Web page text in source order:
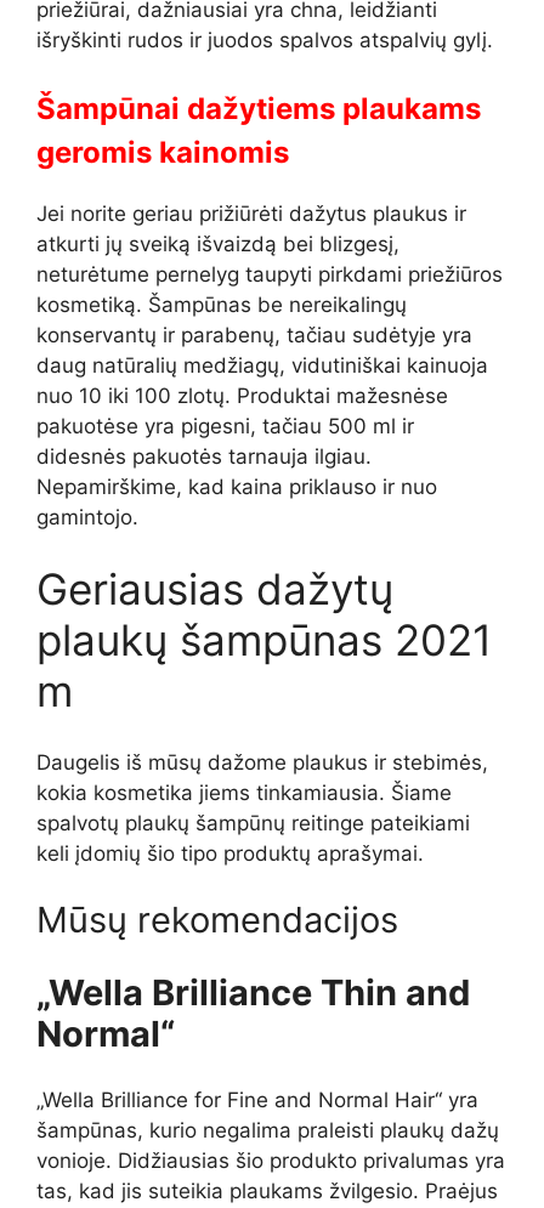
priežiūrai, dažniausiai yra chna, leidžianti
išryškinti rudos ir juodos spalvos atspalvių gylį.
Šampūnai dažytiems plaukams
geromis kainomis
Jei norite geriau prižiūrėti dažytus plaukus ir
atkurti jų sveiką išvaizdą bei blizgesį,
neturėtume pernelyg taupyti pirkdami priežiūros
kosmetiką. Šampūnas be nereikalingų
konservantų ir parabenų, tačiau sudėtyje yra
daug natūralių medžiagų, vidutiniškai kainuoja
nuo 10 iki 100 zlotų. Produktai mažesnėse
pakuotėse yra pigesni, tačiau 500 ml ir
didesnės pakuotės tarnauja ilgiau.
Nepamirškime, kad kaina priklauso ir nuo
gamintojo.
Geriausias dažytų
plaukų šampūnas 2021
m
Daugelis iš mūsų dažome plaukus ir stebimės,
kokia kosmetika jiems tinkamiausia. Šiame
spalvotų plaukų šampūnų reitinge pateikiami
keli įdomių šio tipo produktų aprašymai.
Mūsų rekomendacijos
„Wella Brilliance Thin and
Normal“
„Wella Brilliance for Fine and Normal Hair“ yra
šampūnas, kurio negalima praleisti plaukų dažų
vonioje. Didžiausias šio produkto privalumas yra
tas, kad jis suteikia plaukams žvilgesio. Praėjus